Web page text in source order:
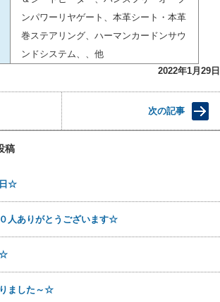
ンパワーリヤゲート、本革シート・本革
巻ステアリング、ハーマンカードンサウ
ンドシステム、、他
2022年1月29日
次の記事
稿
☆
人ありがとうございます☆
☆
ました～☆